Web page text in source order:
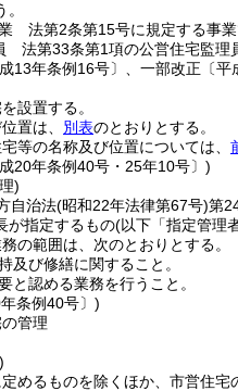
法第2条第15号に規定する事業
法第33条第1項の公営住宅監理
13年条例16号〕、一部改正〔
設置する。
置は、 別表のとおりとする。
等の名称及び位置については、
20年条例40号・25年10号〕)
)
自治法(昭和22年法律第67号)第
が指定するもの(以下「指定管理
の範囲は、次のとおりとする。
及び修繕に関すること。
と認める業務を行うこと。
条例40号〕)
管理
定めるものを除くほか、市営住宅